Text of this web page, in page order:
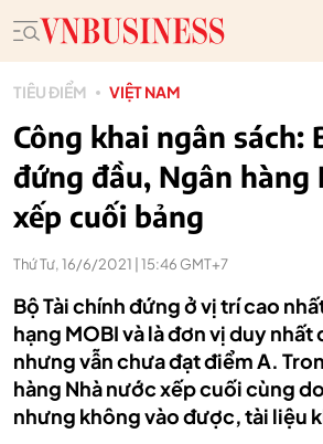
TIÊU ĐIỂM VIỆT NAM
Công khai ngân sách:
đứng đầu, Ngân hàng
xếp cuối bảng
Thứ Tư, 16/6/2021 | 15:46 GMT+7
Bộ Tài chính đứng ở vị trí cao
hạng MOBI và là đơn vị duy
nhưng vẫn chưa đạt điểm A.
hàng Nhà nước xếp cuối cùng
nhưng không vào được, tài liệu